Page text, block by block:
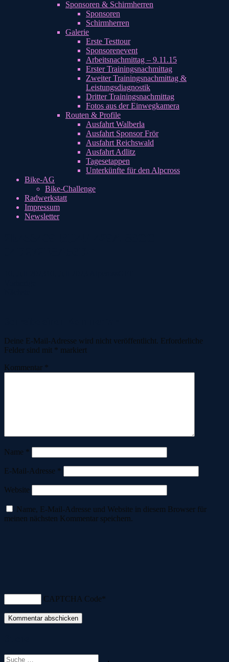
Sponsoren & Schirmherren
Sponsoren
Schirmherren
Galerie
Erste Testtour
Sponsorenevent
Arbeitsnachmittag – 9.11.15
Erster Trainingsnachmittag
Zweiter Trainingsnachmittag &
Leistungsdiagnostik
Dritter Trainingsnachmittag
Fotos aus der Einwegkamera
Routen & Profile
Ausfahrt Walberla
Ausfahrt Sponsor Frör
Ausfahrt Reichswald
Ausfahrt Adlitz
Tagesetappen
Unterkünfte für den Alpcross
Bike-AG
Bike-Challenge
Radwerkstatt
Impressum
Newsletter
Deine E-Mail-Adresse wird nicht veröffentlicht. Erforderliche
Felder sind mit * markiert
Kommentar *
Name *
E-Mail-Adresse *
Website
Name, E-Mail-Adresse und Website in diesem Browser für
meinen nächsten Kommentar speichern.
CAPTCHA Code*
Suche